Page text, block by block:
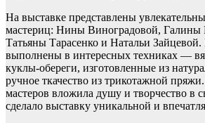
На выставке представлены
мастериц: Нины Виноградовой, Галины
Татьяны Тарасенко и Натальи
выполнены в интересных техниках —
куклы-обереги, изготовленные из
ручное ткачество из трикотажной
мастеров вложила душу и творчество в
сделало выставку уникальной и